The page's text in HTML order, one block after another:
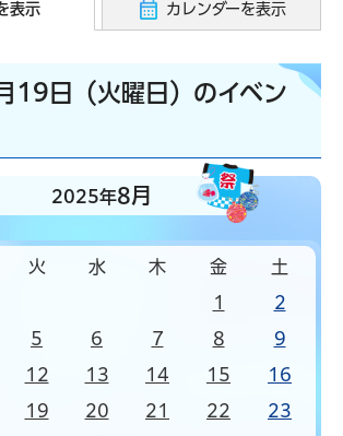
表示 カレンダーを表示
19日（火曜日）のイベン
2025年8月
火 水 木 金 土
1 2
5 6 7 8 9
12 13 14 15 16
19 20 21 22 23